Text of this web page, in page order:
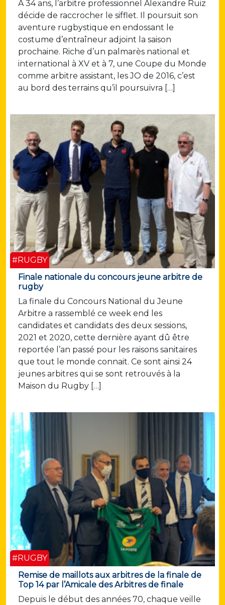
À 34 ans, l’arbitre professionnel Alexandre Ruiz
décide de raccrocher le sifflet. Il poursuit son
aventure rugbystique en endossant le
costume d’entraîneur adjoint la saison
prochaine. Riche d’un palmarès national et
international à XV et à 7, une Coupe du Monde
comme arbitre assistant, les JO de 2016, c’est
au bord des terrains qu’il poursuivra […]
#RUGBY
Finale nationale du concours jeune arbitre de
rugby
La finale du Concours National du Jeune
Arbitre a rassemblé ce week end les
candidates et candidats des deux sessions,
2021 et 2020, cette dernière ayant dû être
reportée l’an passé pour les raisons sanitaires
que tout le monde connait. Ce sont ainsi 24
jeunes arbitres qui se sont retrouvés à la
Maison du Rugby […]
#RUGBY
Remise de maillots aux arbitres de la finale de
Top 14 par l’Amicale des Arbitres de finale
Depuis le début des années 70, chaque veille